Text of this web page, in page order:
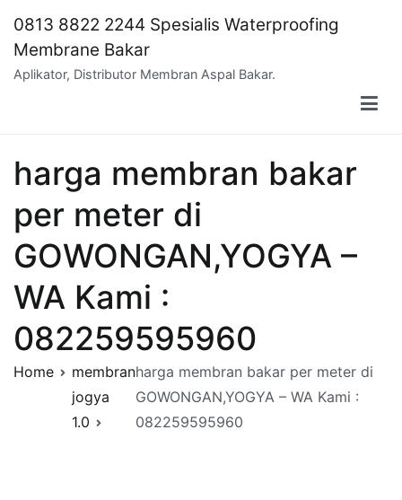
content
0813 8822 2244 Spesialis Waterproofing
Membrane Bakar
Aplikator, Distributor Membran Aspal Bakar.
harga membran bakar
per meter di
GOWONGAN,YOGYA –
WA Kami :
082259595960
Home
membran
jogya
1.0
harga membran bakar per meter di
GOWONGAN,YOGYA – WA Kami :
082259595960